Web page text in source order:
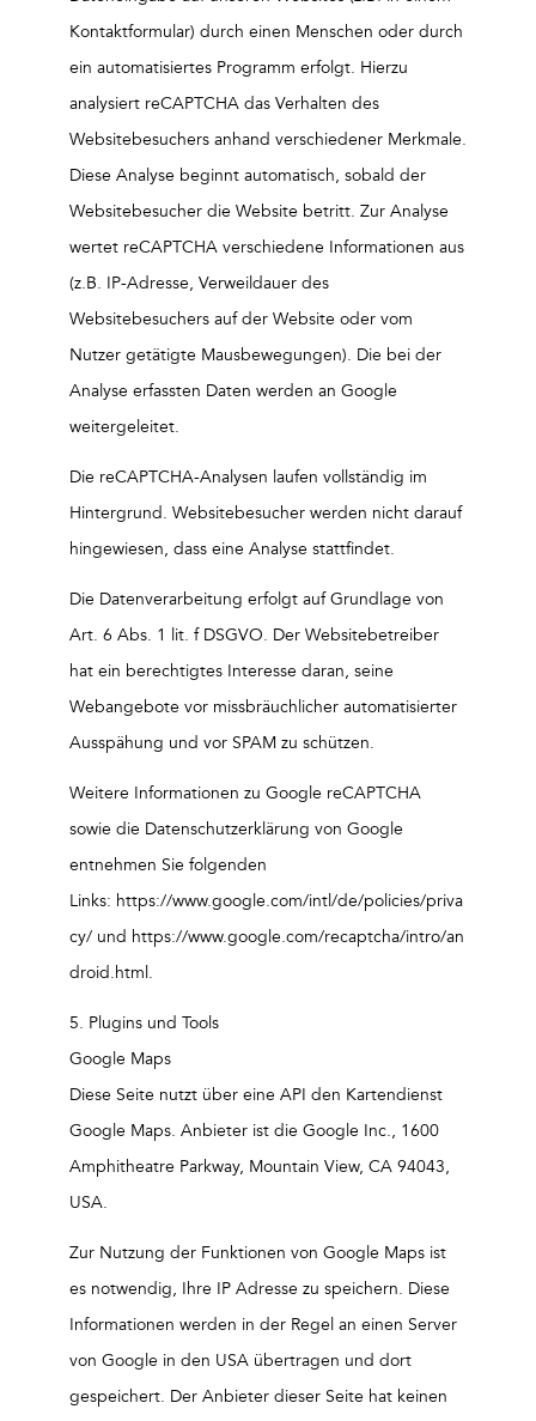
Kontaktformular) durch einen Menschen oder durch
ein automatisiertes Programm erfolgt. Hierzu
analysiert reCAPTCHA das Verhalten des
Websitebesuchers anhand verschiedener Merkmale.
Diese Analyse beginnt automatisch, sobald der
Websitebesucher die Website betritt. Zur Analyse
wertet reCAPTCHA verschiedene Informationen aus
(z.B. IP-Adresse, Verweildauer des
Websitebesuchers auf der Website oder vom
Nutzer getätigte Mausbewegungen). Die bei der
Analyse erfassten Daten werden an Google
weitergeleitet.
Die reCAPTCHA-Analysen laufen vollständig im
Hintergrund. Websitebesucher werden nicht darauf
hingewiesen, dass eine Analyse stattfindet.
Die Datenverarbeitung erfolgt auf Grundlage von
Art. 6 Abs. 1 lit. f DSGVO. Der Websitebetreiber
hat ein berechtigtes Interesse daran, seine
Webangebote vor missbräuchlicher automatisierter
Ausspähung und vor SPAM zu schützen.
Weitere Informationen zu Google reCAPTCHA
sowie die Datenschutzerklärung von Google
entnehmen Sie folgenden
Links: https://www.google.com/intl/de/policies/priva
cy/ und https://www.google.com/recaptcha/intro/an
droid.html.
5. Plugins und Tools
Google Maps
Diese Seite nutzt über eine API den Kartendienst
Google Maps. Anbieter ist die Google Inc., 1600
Amphitheatre Parkway, Mountain View, CA 94043,
USA.
Zur Nutzung der Funktionen von Google Maps ist
es notwendig, Ihre IP Adresse zu speichern. Diese
Informationen werden in der Regel an einen Server
von Google in den USA übertragen und dort
gespeichert. Der Anbieter dieser Seite hat keinen